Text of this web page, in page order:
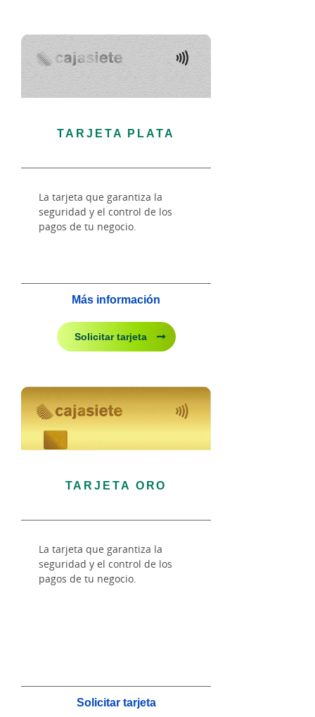
TARJETA PLATA
La tarjeta que garantiza la
seguridad y el control de los
pagos de tu negocio.
Más información
Solicitar tarjeta
TARJETA ORO
La tarjeta que garantiza la
seguridad y el control de los
pagos de tu negocio.
Solicitar tarjeta